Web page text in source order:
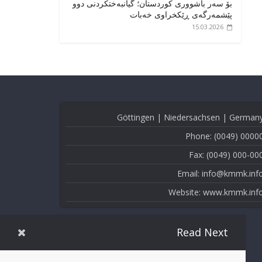
بۆ سەر باشووری کوردستان؛ گیانبەختکردنی دوو
پێشمەرگەی ڕێکخراوی خەبات
15.03.2026
Göttingen | Niedersachsen |
Phone: (0049)
Fax: (0049) 000-
Email:
Website:
Read Next